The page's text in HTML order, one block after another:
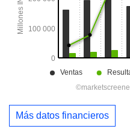
Más datos financieros